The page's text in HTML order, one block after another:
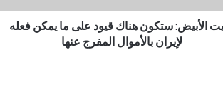
الأبيض: ستكون هناك قيود على ما يمكن فعله
لإيران بالأموال المفرج عنها